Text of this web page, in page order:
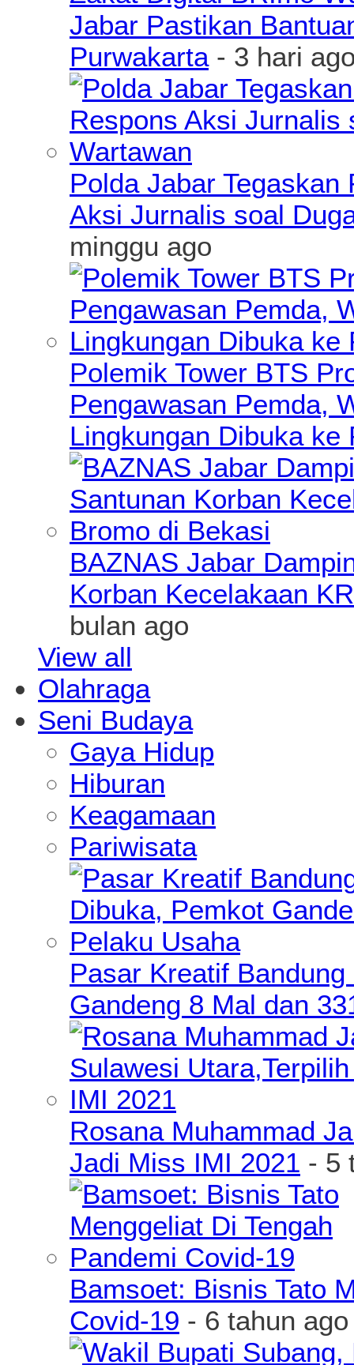
Jabar Pastikan
Purwakarta- 3 hari
Polda Jabar
Aksi Jurnalis soal
minggu ago
Polemik Tower BTS
Pengawasan Pemda,
Lingkungan Dibuka ke
BAZNAS Jabar
Korban Kecelakaan
bulan ago
View all
Olahraga
Seni Budaya
Gaya Hidup
Hiburan
Keagamaan
Pariwisata
Pasar Kreatif
Gandeng 8 Mal dan
Rosana Muhammad
Jadi Miss IMI 2021 - 5
Bamsoet: Bisnis Tato
Covid-19 - 6 tahun ago